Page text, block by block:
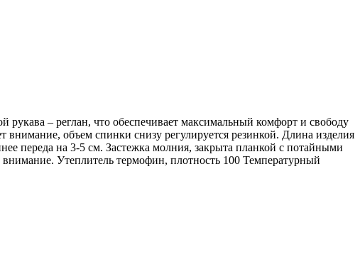
– реглан, что обеспечивает максимальный комфорт и свободу
объем спинки снизу регулируется резинкой. Длина изделия
переда на 3-5 см. Застежка молния, закрыта планкой с потайными
Утеплитель термофин, плотность 100 Температурный